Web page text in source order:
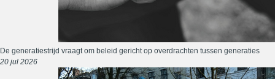
De generatiestrijd vraagt om beleid gericht op overdrachten tussen generaties
20 jul 2026